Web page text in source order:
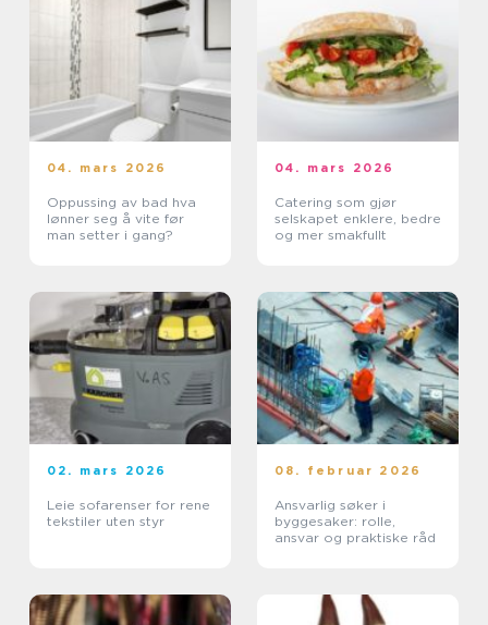
04. mars 2026
Oppussing av bad hva
lønner seg å vite før
man setter i gang?
04. mars 2026
Catering som gjør
selskapet enklere, bedre
og mer smakfullt
02. mars 2026
Leie sofarenser for rene
tekstiler uten styr
08. februar 2026
Ansvarlig søker i
byggesaker: rolle,
ansvar og praktiske råd